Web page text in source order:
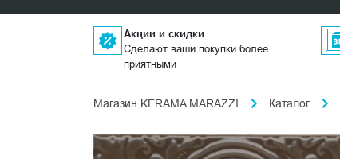
Акции и скидки
Сделают ваши покупки более
приятными
Магазин KERAMA MARAZZI Каталог